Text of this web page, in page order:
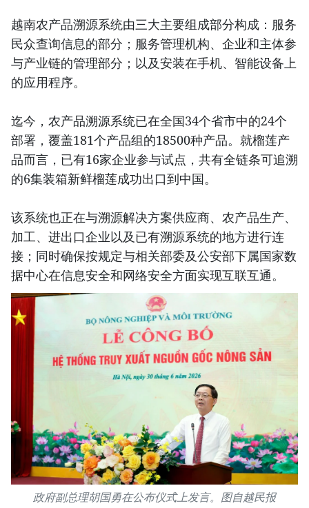
越南农产品溯源系统由三大主要组成部分构成：服务
民众查询信息的部分；服务管理机构、企业和主体参
与产业链的管理部分；以及安装在手机、智能设备上
的应用程序。
迄今，农产品溯源系统已在全国34个省市中的24个
部署，覆盖181个产品组的18500种产品。就榴莲产
品而言，已有16家企业参与试点，共有全链条可追溯
的6集装箱新鲜榴莲成功出口到中国。
该系统也正在与溯源解决方案供应商、农产品生产、
加工、进出口企业以及已有溯源系统的地方进行连
接；同时确保按规定与相关部委及公安部下属国家数
据中心在信息安全和网络安全方面实现互联互通。
政府副总理胡国勇在公布仪式上发言。图自越民报